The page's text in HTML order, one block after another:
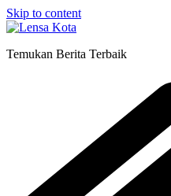
Skip to content
Temukan Berita Terbaik